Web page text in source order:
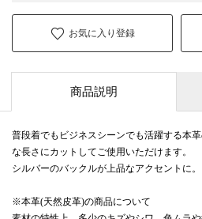
お気に入り登録
商品説明
普段着でもビジネスシーンでも活躍する本
な長さにカットしてご使用いただけます。
シルバーのバックルが上品なアクセントに。
※本革(天然皮革)の商品について